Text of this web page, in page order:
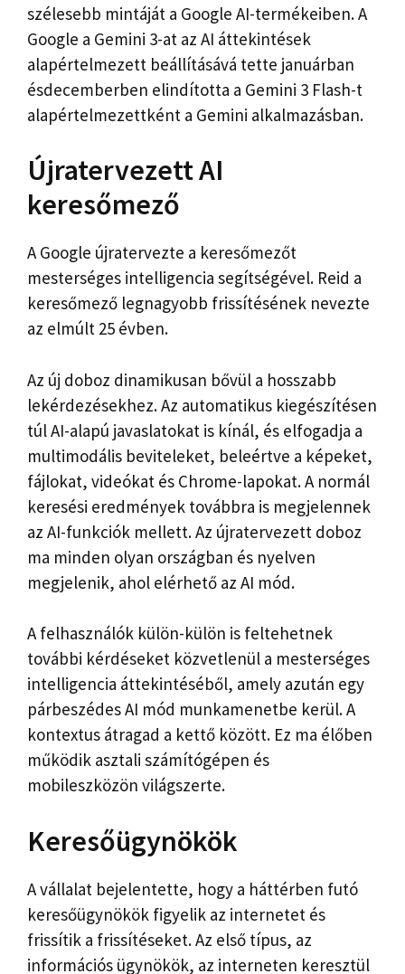
szélesebb mintáját a Google AI-termékeiben. A
Google a Gemini 3-at az AI áttekintések
alapértelmezett beállításává tette januárban
ésdecemberben elindította a Gemini 3 Flash-t
alapértelmezettként a Gemini alkalmazásban.
Újratervezett AI
keresőmező
A Google újratervezte a keresőmezőt
mesterséges intelligencia segítségével. Reid a
keresőmező legnagyobb frissítésének nevezte
az elmúlt 25 évben.
Az új doboz dinamikusan bővül a hosszabb
lekérdezésekhez. Az automatikus kiegészítésen
túl AI-alapú javaslatokat is kínál, és elfogadja a
multimodális beviteleket, beleértve a képeket,
fájlokat, videókat és Chrome-lapokat. A normál
keresési eredmények továbbra is megjelennek
az AI-funkciók mellett. Az újratervezett doboz
ma minden olyan országban és nyelven
megjelenik, ahol elérhető az AI mód.
A felhasználók külön-külön is feltehetnek
további kérdéseket közvetlenül a mesterséges
intelligencia áttekintéséből, amely azután egy
párbeszédes AI mód munkamenetbe kerül. A
kontextus átragad a kettő között. Ez ma élőben
működik asztali számítógépen és
mobileszközön világszerte.
Keresőügynökök
A vállalat bejelentette, hogy a háttérben futó
keresőügynökök figyelik az internetet és
frissítik a frissítéseket. Az első típus, az
információs ügynökök, az interneten keresztül